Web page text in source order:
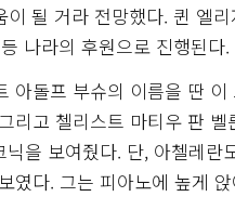
될 거라 전망했다. 퀸 엘
나라의 후원으로 진행된다.
아돌프 부슈의 이름을 딴 이
리고 첼리스트 마티우 판 벨
을 보여줬다. 단, 아첼레란
였다. 그는 피아노에 높게